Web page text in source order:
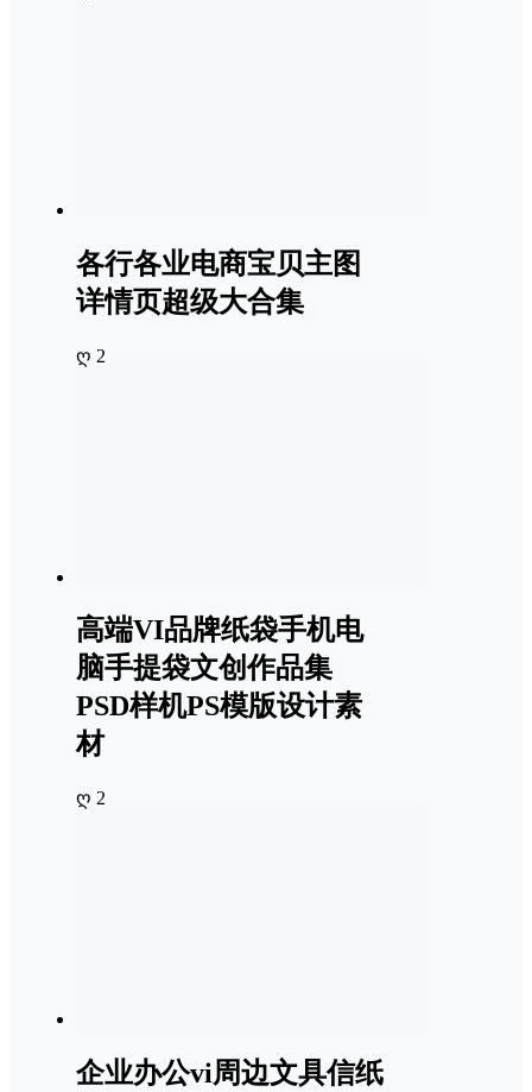
各行各业电商宝贝主图
详情页超级大合集
ღ 2
高端VI品牌纸袋手机电
脑手提袋文创作品集
PSD样机PS模版设计素
材
ღ 2
企业办公vi周边文具信纸